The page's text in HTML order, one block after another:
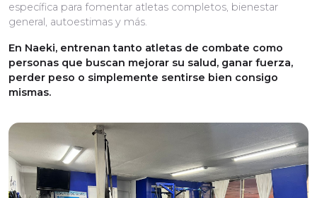
específica para fomentar atletas completos, bienestar
general, autoestimas y más.
En Naeki, entrenan tanto atletas de combate como
personas que buscan mejorar su salud, ganar fuerza,
perder peso o simplemente sentirse bien consigo
mismas.